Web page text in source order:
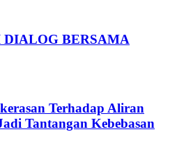
BERSAMA
Terhadap Aliran
Tantangan Kebebasan